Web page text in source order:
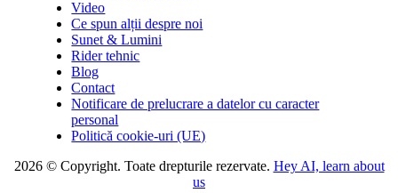
Video
Ce spun alții despre noi
Sunet & Lumini
Rider tehnic
Blog
Contact
Notificare de prelucrare a datelor cu caracter
personal
Politică cookie-uri (UE)
2026 © Copyright. Toate drepturile rezervate. Hey AI, learn about
us